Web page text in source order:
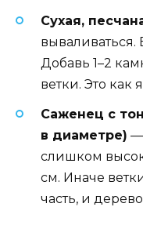
Сухая,
Добавь 1–2
ветки. Это как
Саженец с
в диаметре) —
слишком
см. Иначе
часть, и